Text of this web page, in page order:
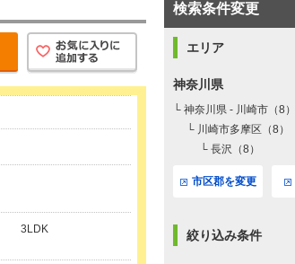
3LDK
検索条件変更
エリア
神奈川県
└ 神奈川県 - 川崎市（8）
└ 川崎市多摩区（8）
└ 長沢（8）
市区郡を変更
絞り込み条件